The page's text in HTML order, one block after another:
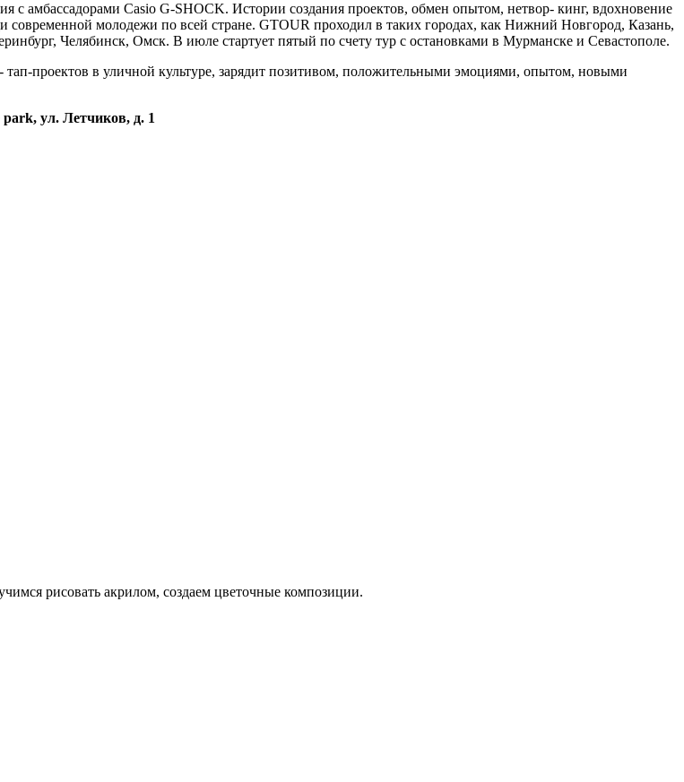
с амбассадорами Casio G-SHOCK. Истории создания проектов, обмен опытом, нетвор- кинг, вдохновение
современной молодежи по всей стране. GTOUR проходил в таких городах, как Нижний Новгород, Казань,
Челябинск, Омск. В июле стартует пятый по счету тур с остановками в Мурманске и Севастополе.
проектов в уличной культуре, зарядит позитивом, положительными эмоциями, опытом, новыми
ул. Летчиков, д. 1
рисовать акрилом, создаем цветочные композиции.